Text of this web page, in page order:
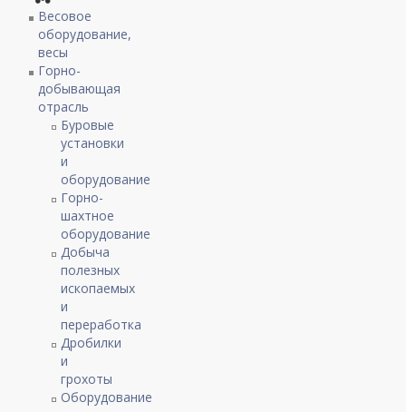
Весовое
оборудование,
весы
Горно-
добывающая
отрасль
Буровые
установки
и
оборудование
Горно-
шахтное
оборудование
Добыча
полезных
ископаемых
и
переработка
Дробилки
и
грохоты
Оборудование